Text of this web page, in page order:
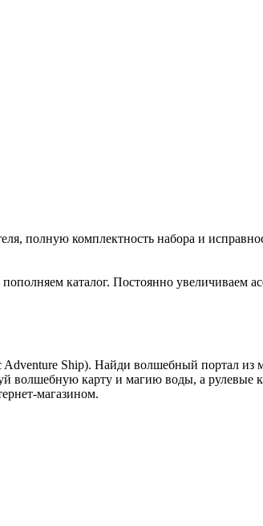
полную комплектность набора и
каталог. Постоянно увеличиваем
Adventure Ship). Найди волшебный портал из
волшебную карту и магию воды, а рулевые
магазином.